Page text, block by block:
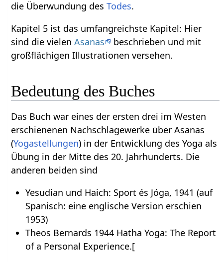
die Überwundung desTodes.
Kapitel 5 ist das umfangreichste Kapitel: Hier
sind die vielenAsanas
beschrieben und mit
großflächigen Illustrationen versehen.
Bedeutung des Buches
Das Buch war eines der ersten drei im Westen
erschienenen Nachschlagewerke über Asanas
(Yogastellungen) in der Entwicklung des Yoga als
Übung in der Mitte des 20. Jahrhunderts. Die
anderen beiden sind
Yesudian und Haich: Sport és Jóga, 1941 (auf
Spanisch: eine englische Version erschien
1953)
Theos Bernards 1944 Hatha Yoga: The Report
of a Personal Experience.[